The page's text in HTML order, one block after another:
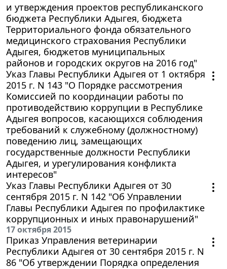
и утверждения проектов республиканского
бюджета Республики Адыгея, бюджета
Территориального фонда обязательного
медицинского страхования Республики
Адыгея, бюджетов муниципальных
районов и городских округов на 2016 год"
Указ Главы Республики Адыгея от 1 октября
2015 г. N 143 "О Порядке рассмотрения
Комиссией по координации работы по
противодействию коррупции в Республике
Адыгея вопросов, касающихся соблюдения
требований к служебному (должностному)
поведению лиц, замещающих
государственные должности Республики
Адыгея, и урегулирования конфликта
интересов"
Указ Главы Республики Адыгея от 30
сентября 2015 г. N 142 "Об Управлении
Главы Республики Адыгея по профилактике
коррупционных и иных правонарушений"
17 октября 2015
Приказ Управления ветеринарии
Республики Адыгея от 30 сентября 2015 г. N
86 "Об утверждении Порядка определения